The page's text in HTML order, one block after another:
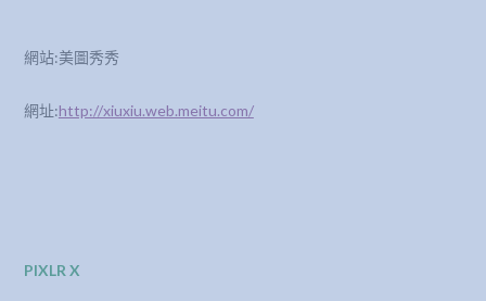
網站:美圖秀秀
網址:http://xiuxiu.web.meitu.com/
PIXLR X